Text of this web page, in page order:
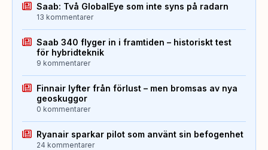
Saab: Två GlobalEye som inte syns på radarn
13 kommentarer
Saab 340 flyger in i framtiden – historiskt test
för hybridteknik
9 kommentarer
Finnair lyfter från förlust – men bromsas av nya
geoskuggor
0 kommentarer
Ryanair sparkar pilot som använt sin befogenhet
24 kommentarer